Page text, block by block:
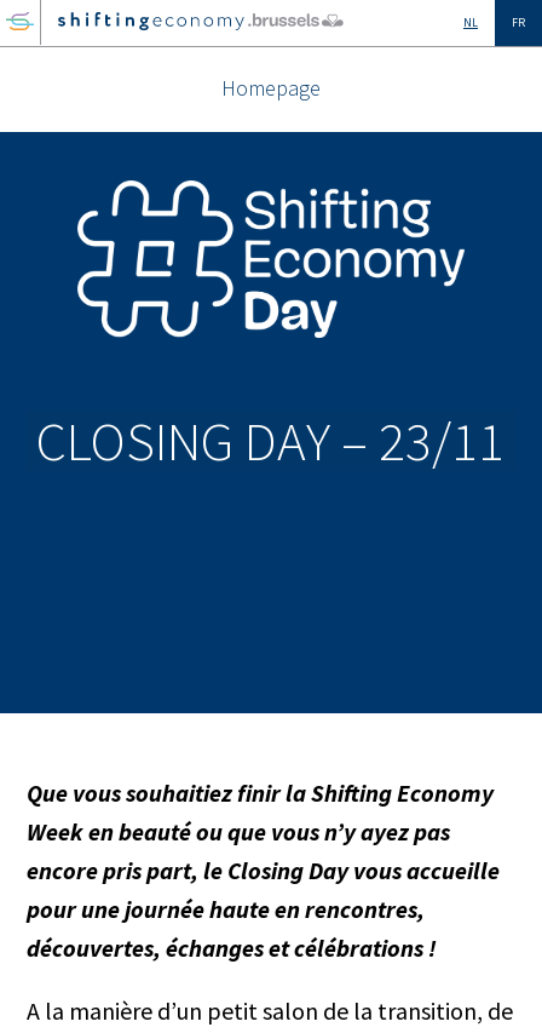
GO
TO
NL FR
Homepage
CLOSING DAY – 23/11
Que vous souhaitiez finir la Shifting Economy
Week en beauté ou que vous n’y ayez pas
encore pris part, le Closing Day vous accueille
pour une journée haute en rencontres,
découvertes, échanges et célébrations !
A la manière d’un petit salon de la transition, de